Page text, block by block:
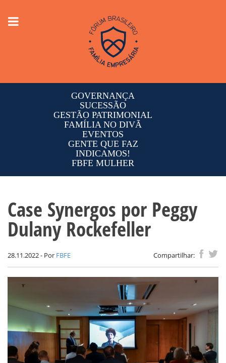
Toggle
navigation
GOVERNANÇA
SUCESSÃO
GESTÃO PATRIMONIAL
FAMÍLIA NO DIVÃ
EVENTOS
GENTE QUE FAZ
INDICAMOS!
FBFE MULHER
Case Synergos por Peggy
Dulany Rockefeller
28.11.2022 - Por FBFE Compartilhar: